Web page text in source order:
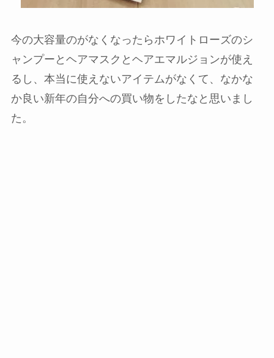
今の大容量のがなくなったらホワイトローズのシ
ャンプーとヘアマスクとヘアエマルジョンが使え
るし、本当に使えないアイテムがなくて、なかな
か良い新年の自分への買い物をしたなと思いまし
た。